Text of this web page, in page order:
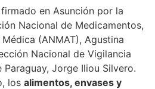
en Asunción por la
Nacional de Medicamentos,
(ANMAT), Agustina
Nacional de Vigilancia
Paraguay, Jorge Iliou Silvero.
los alimentos, envases y